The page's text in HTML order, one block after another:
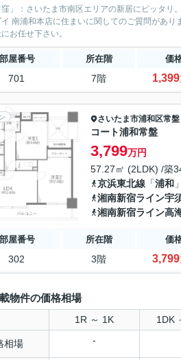
窪」：さいたま市南区エリアの新居にピッタ
南浦和本店に住まいに関してのご質問があ
お任せ下さい。
部屋番号 所在階 価
701 7階 1,399
さいたま市浦和区常盤
コート浦和常盤
3,799万円
57.27㎡ (2LDK) /築
京浜東北線 「浦和
湘南新宿ライン宇
湘南新宿ライン高
部屋番号 所在階 価
302 3階 3,799
物件の価格相場
1R ～ 1K 1DK
相場 -